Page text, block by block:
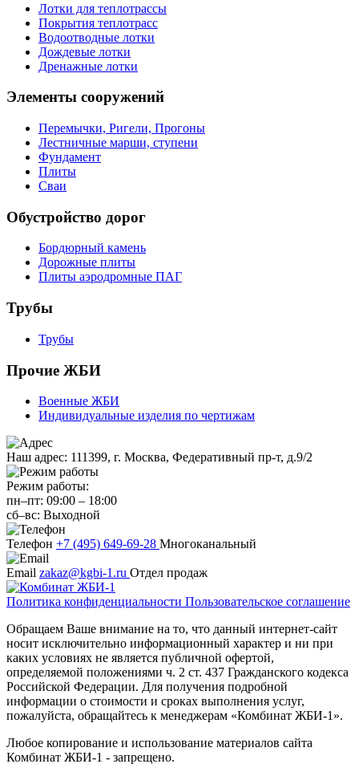
Лотки для теплотрассы
Покрытия теплотрасс
Водоотводные лотки
Дождевые лотки
Дренажные лотки
Элементы сооружений
Перемычки, Ригели, Прогоны
Лестничные марши, ступени
Фундамент
Плиты
Сваи
Обустройство дорог
Бордюрный камень
Дорожные плиты
Плиты аэродромные ПАГ
Трубы
Трубы
Прочие ЖБИ
Военные ЖБИ
Индивидуальные изделия по чертижам
Наш адрес: 111399, г. Москва, Федеративный пр-т, д.9/2
Режим работы:
пн–пт: 09:00 – 18:00
сб–вс: Выходной
Телефон +7 (495) 649-69-28 Многоканальный
Email zakaz@kgbi-1.ru Отдел продаж
Политика конфиденциальности Пользовательское соглашение
Обращаем Ваше внимание на то, что данный интернет-сайт
носит исключительно информационный характер и ни при
каких условиях не является публичной офертой,
определяемой положениями ч. 2 ст. 437 Гражданского кодекса
Российской Федерации. Для получения подробной
информации о стоимости и сроках выполнения услуг,
пожалуйста, обращайтесь к менеджерам «Комбинат ЖБИ-1».
Любое копирование и использование материалов сайта
Комбинат ЖБИ-1 - запрещено.